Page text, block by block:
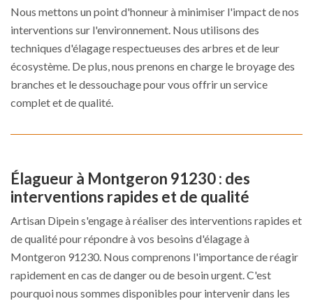
Nous mettons un point d'honneur à minimiser l'impact de nos
interventions sur l'environnement. Nous utilisons des
techniques d'élagage respectueuses des arbres et de leur
écosystème. De plus, nous prenons en charge le broyage des
branches et le dessouchage pour vous offrir un service
complet et de qualité.
Élagueur à Montgeron 91230 : des
interventions rapides et de qualité
Artisan Dipein s'engage à réaliser des interventions rapides et
de qualité pour répondre à vos besoins d'élagage à
Montgeron 91230. Nous comprenons l'importance de réagir
rapidement en cas de danger ou de besoin urgent. C'est
pourquoi nous sommes disponibles pour intervenir dans les